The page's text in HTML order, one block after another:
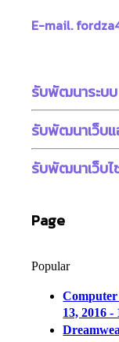
E-mail.
รับพัฒนาระบบ
รับพัฒนาเว็บ
รับพัฒนาเว็บ
Page
Popular
13, 2016 -